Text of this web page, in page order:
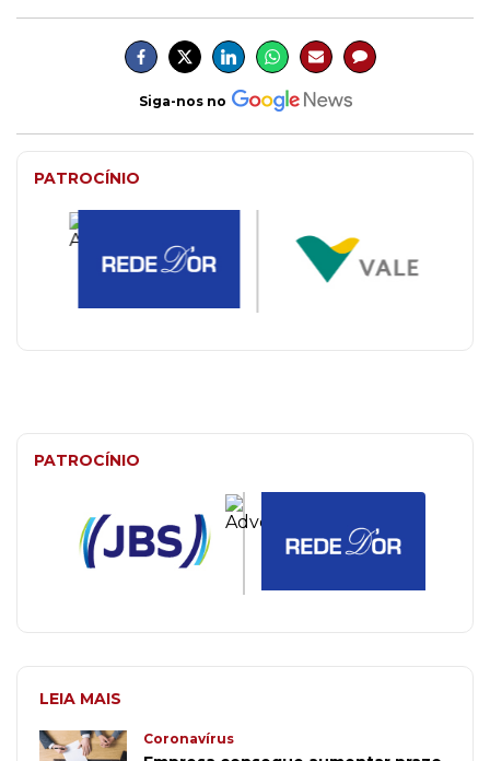
Siga-nos no
PATROCÍNIO
PATROCÍNIO
LEIA MAIS
Coronavírus